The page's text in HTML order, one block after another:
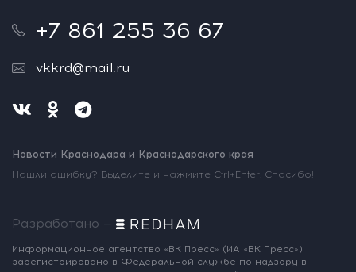
+7 861 255 36 67
vkkrd@mail.ru
Новости Краснодара и Краснодарского края
Нашли ошибку? Выделите и нажмите Ctrl+Enter. Спасибо!
Разработано —
Информационное агентство «ВК Пресс» (ИА «ВК Пресс»)
зарегистрировано в Федеральной службе по надзору в